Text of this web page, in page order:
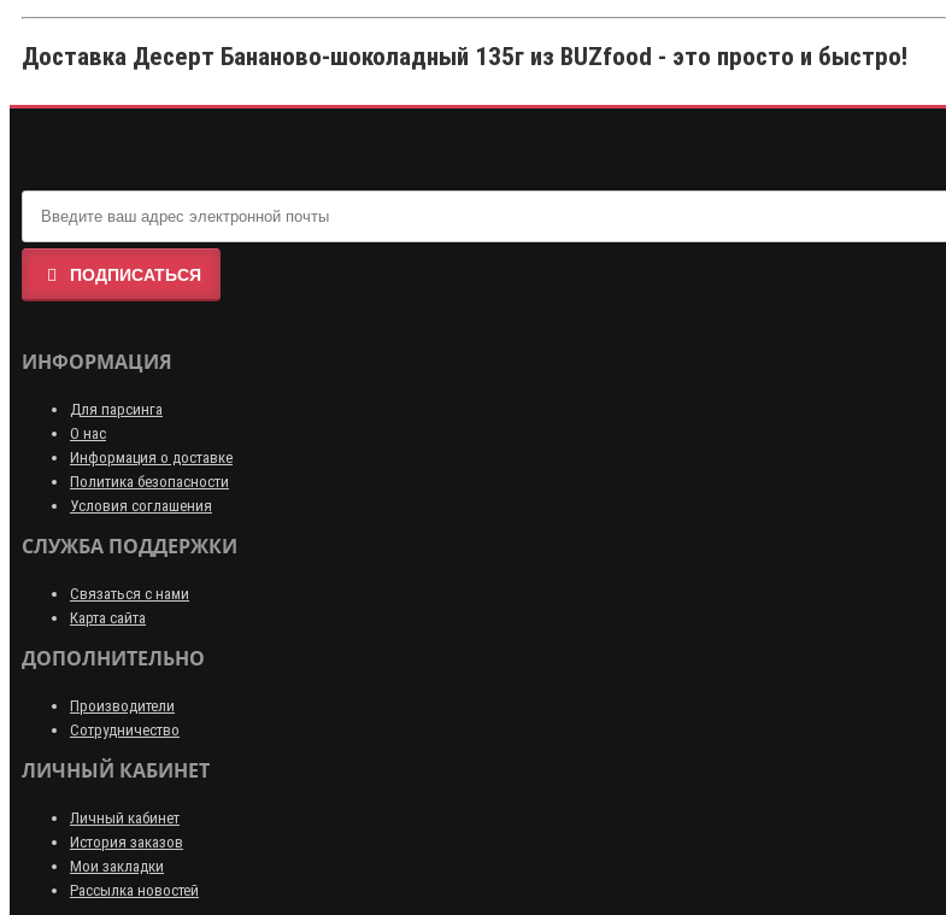
Доставка Десерт Бананово-шоколадный 135г из BUZfood - это просто и быстро!
ПОДПИСАТЬСЯ
ИНФОРМАЦИЯ
Для парсинга
О нас
Информация о доставке
Политика безопасности
Условия соглашения
СЛУЖБА ПОДДЕРЖКИ
Связаться с нами
Карта сайта
ДОПОЛНИТЕЛЬНО
Производители
Сотрудничество
ЛИЧНЫЙ КАБИНЕТ
Личный кабинет
История заказов
Мои закладки
Рассылка новостей